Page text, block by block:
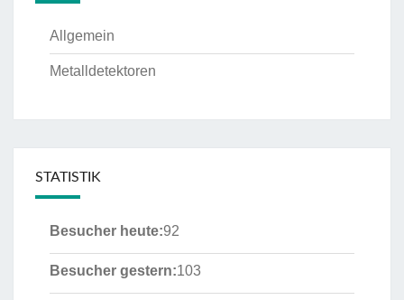
Allgemein
Metalldetektoren
STATISTIK
Besucher heute:92
Besucher gestern:103